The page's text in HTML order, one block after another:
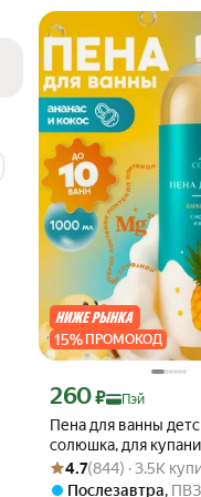
15%ПРОМОКОД
Пена для ванны
солюшка, для
ароматом ананас
Большой объём,
Цена с картой Яндекс
260₽ Пэй
Рейтинг товара: 4.7 из 5
Оценок: (844) · 3.5K
4.7(844) · 3.5K
Послезавтра, ПВЗ